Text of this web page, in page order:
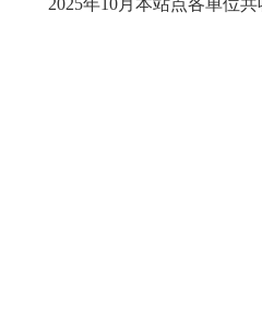
2025年10月本站点各单位